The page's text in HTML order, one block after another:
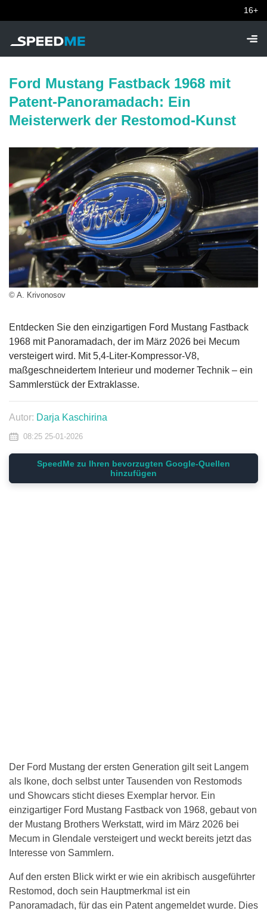
16+
Ford Mustang Fastback 1968 mit
Patent-Panoramadach: Ein
Meisterwerk der Restomod-Kunst
© A. Krivonosov
Entdecken Sie den einzigartigen Ford Mustang Fastback
1968 mit Panoramadach, der im März 2026 bei Mecum
versteigert wird. Mit 5,4-Liter-Kompressor-V8,
maßgeschneidertem Interieur und moderner Technik – ein
Sammlerstück der Extraklasse.
Autor: Darja Kaschirina
08:25 25-01-2026
SpeedMe zu Ihren bevorzugten Google-Quellen
hinzufügen
Der Ford Mustang der ersten Generation gilt seit Langem
als Ikone, doch selbst unter Tausenden von Restomods
und Showcars sticht dieses Exemplar hervor. Ein
einzigartiger Ford Mustang Fastback von 1968, gebaut von
der Mustang Brothers Werkstatt, wird im März 2026 bei
Mecum in Glendale versteigert und weckt bereits jetzt das
Interesse von Sammlern.
Auf den ersten Blick wirkt er wie ein akribisch ausgeführter
Restomod, doch sein Hauptmerkmal ist ein
Panoramadach, für das ein Patent angemeldet wurde. Dies